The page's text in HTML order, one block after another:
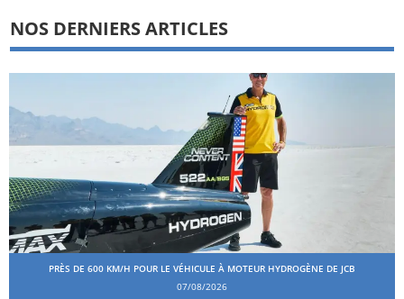
NOS DERNIERS ARTICLES
PRÈS DE 600 KM/H POUR LE VÉHICULE À MOTEUR HYDROGÈNE DE JCB
07/08/2026